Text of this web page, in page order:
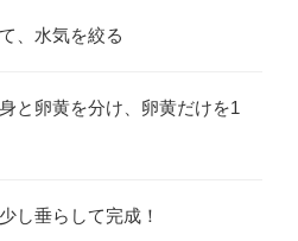
、水気を絞る
と卵黄を分け、卵黄だけを1
し垂らして完成！